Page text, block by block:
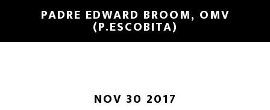
PADRE EDWARD BROOM, OMV
(P.ESCOBITA)
NOV 30 2017